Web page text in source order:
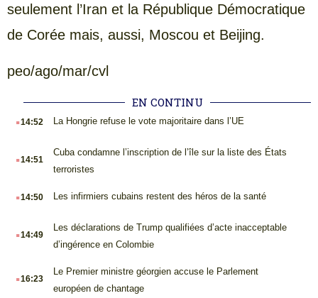
seulement l’Iran et la République Démocratique
de Corée mais, aussi, Moscou et Beijing.
peo/ago/mar/cvl
EN CONTINU
.14:52 La Hongrie refuse le vote majoritaire dans l’UE
.14:51
Cuba condamne l’inscription de l’île sur la liste des États
terroristes
.14:50 Les infirmiers cubains restent des héros de la santé
.14:49
Les déclarations de Trump qualifiées d’acte inacceptable
d’ingérence en Colombie
.16:23
Le Premier ministre géorgien accuse le Parlement
européen de chantage